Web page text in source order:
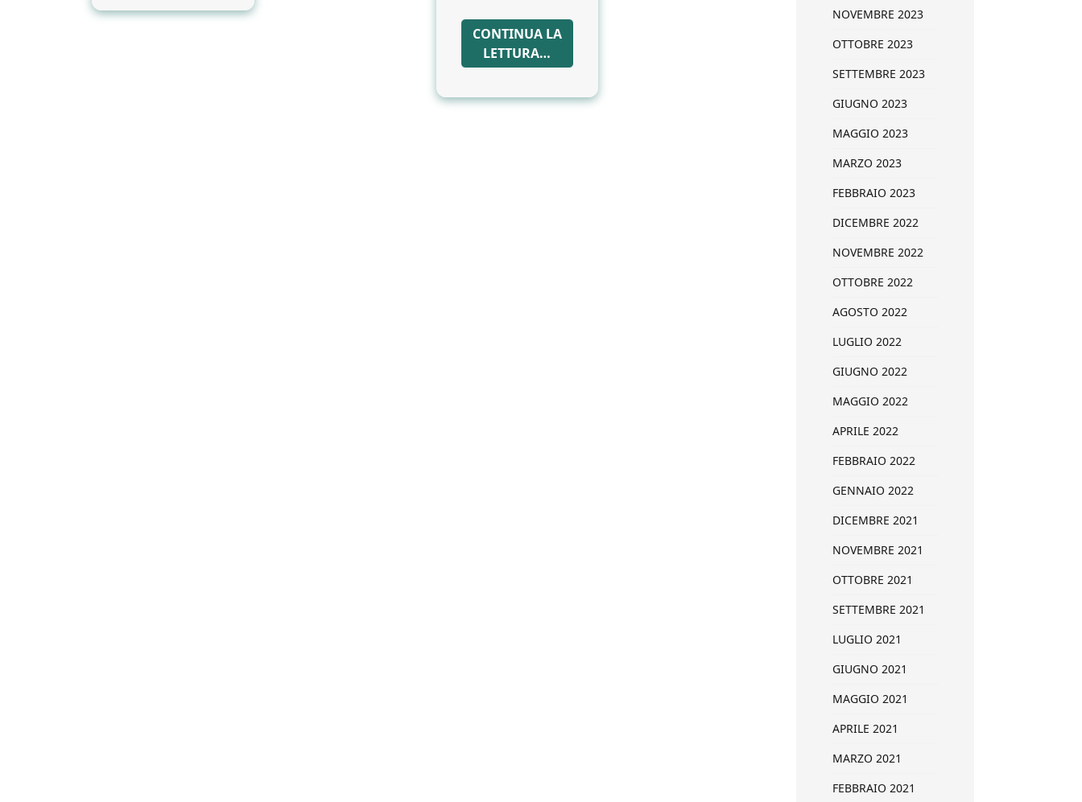
CONTINUA LA
LETTURA…
NOVEMBRE 2023
OTTOBRE 2023
SETTEMBRE 2023
GIUGNO 2023
MAGGIO 2023
MARZO 2023
FEBBRAIO 2023
DICEMBRE 2022
NOVEMBRE 2022
OTTOBRE 2022
AGOSTO 2022
LUGLIO 2022
GIUGNO 2022
MAGGIO 2022
APRILE 2022
FEBBRAIO 2022
GENNAIO 2022
DICEMBRE 2021
NOVEMBRE 2021
OTTOBRE 2021
SETTEMBRE 2021
LUGLIO 2021
GIUGNO 2021
MAGGIO 2021
APRILE 2021
MARZO 2021
FEBBRAIO 2021